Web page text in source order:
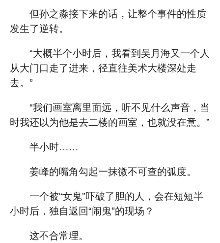
但孙之淼接下来的话，让整个事件的性质
发生了逆转。
“大概半个小时后，我看到吴月海又一个人
从大门口走了进来，径直往美术大楼深处走
去。”
“我们画室离里面远，听不见什么声音，当
时我还以为他是去二楼的画室，也就没在意。”
半小时……
姜峰的嘴角勾起一抹微不可查的弧度。
一个被“女鬼”吓破了胆的人，会在短短半
小时后，独自返回“闹鬼”的现场？
这不合常理。